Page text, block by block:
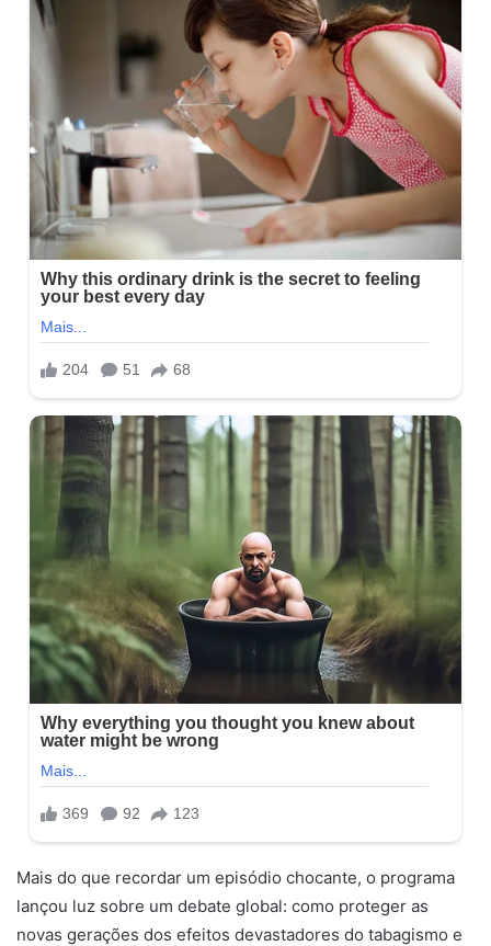
Mais do que recordar um episódio chocante, o programa
lançou luz sobre um debate global: como proteger as
novas gerações dos efeitos devastadores do tabagismo e